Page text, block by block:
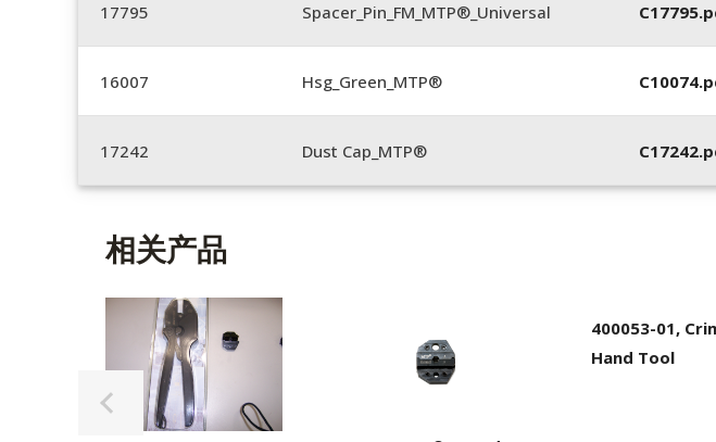
17795 Spacer_Pin_FM_MTP®_Universal
16007 Hsg_Green_MTP®
17242 Dust Cap_MTP®
相关产品
400053-01,
Hand Tool